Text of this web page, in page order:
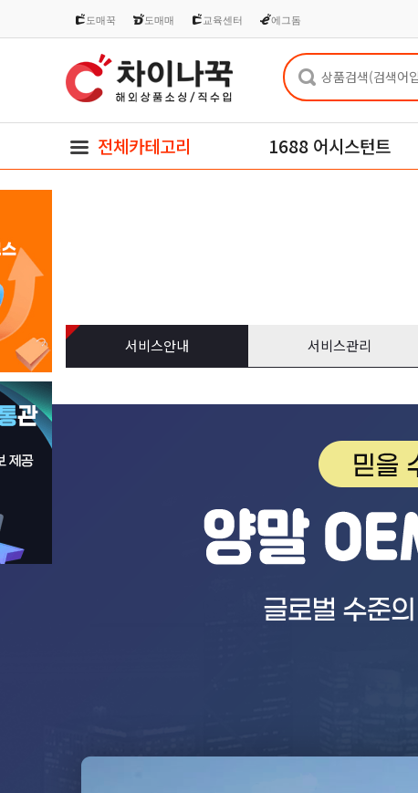
도매꾹 도매매 교육센터 에그돔
전체카테고리 1688 어시스턴트
서비스안내 서비스관리